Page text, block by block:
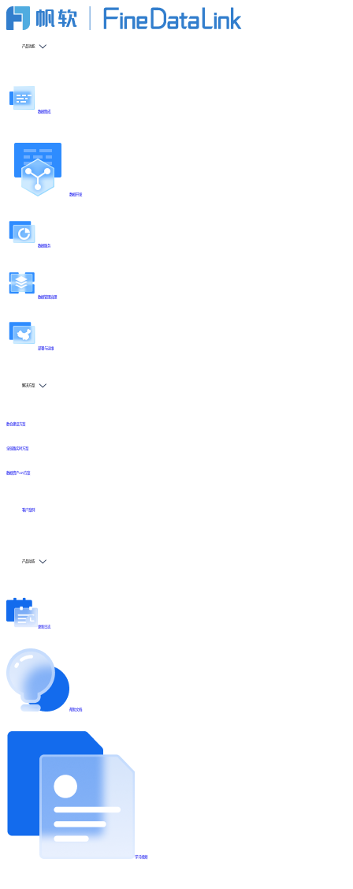
产品功能
数据集成
数据开发
数据服务
数据管理治理
部署与运维
解决方案
数仓建设方案
全链路实时方案
数据资产API方案
客户案例
产品动态
更新日志
帮助文档
学习视频